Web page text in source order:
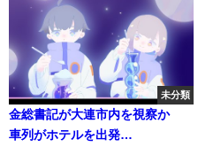
未分類
金総書記が大連市内を視察か
車列がホテルを出発